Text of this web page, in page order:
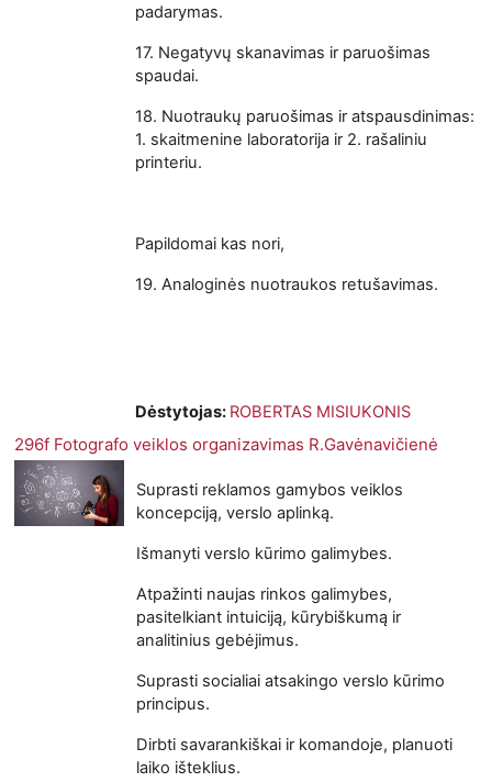
padarymas.
17. Negatyvų skanavimas ir paruošimas
spaudai.
18. Nuotraukų paruošimas ir atspausdinimas:
1. skaitmenine laboratorija ir 2. rašaliniu
printeriu.
Papildomai kas nori,
19. Analoginės nuotraukos retušavimas.
Dėstytojas: ROBERTAS MISIUKONIS
296f Fotografo veiklos organizavimas R.Gavėnavičienė
Suprasti reklamos gamybos veiklos
koncepciją, verslo aplinką.
Išmanyti verslo kūrimo galimybes.
Atpažinti naujas rinkos galimybes,
pasitelkiant intuiciją, kūrybiškumą ir
analitinius gebėjimus.
Suprasti socialiai atsakingo verslo kūrimo
principus.
Dirbti savarankiškai ir komandoje, planuoti
laiko išteklius.